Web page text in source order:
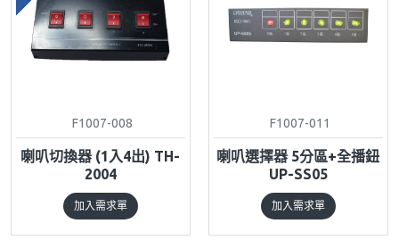
F1007-008
喇叭切換器 (1入4出) TH-
2004
加入需求單
F1007-011
喇叭選擇器 5分區+全播鈕
UP-SS05
加入需求單